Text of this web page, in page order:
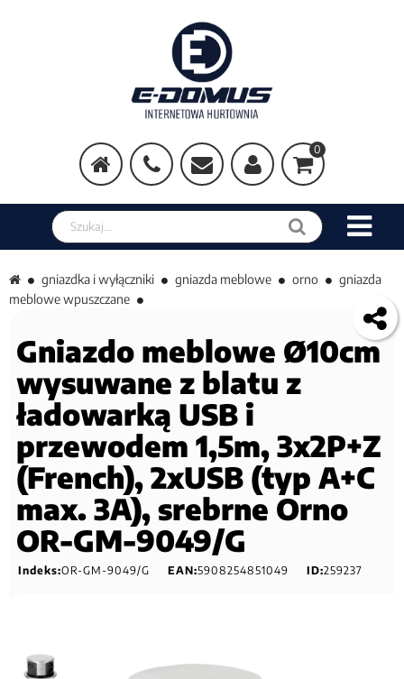
0
Szukaj w sklepie
gniazdka i wyłączniki gniazda meblowe orno
gniazda
meblowe wpuszczane
Gniazdo meblowe Ø10cm
wysuwane z blatu z
ładowarką USB i
przewodem 1,5m, 3x2P+Z
(French), 2xUSB (typ A+C
max. 3A), srebrne Orno
OR-GM-9049/G
Indeks:OR-GM-9049/G EAN:5908254851049 ID:259237